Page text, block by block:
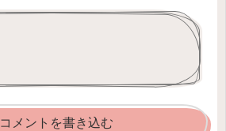
コメントを書き込む